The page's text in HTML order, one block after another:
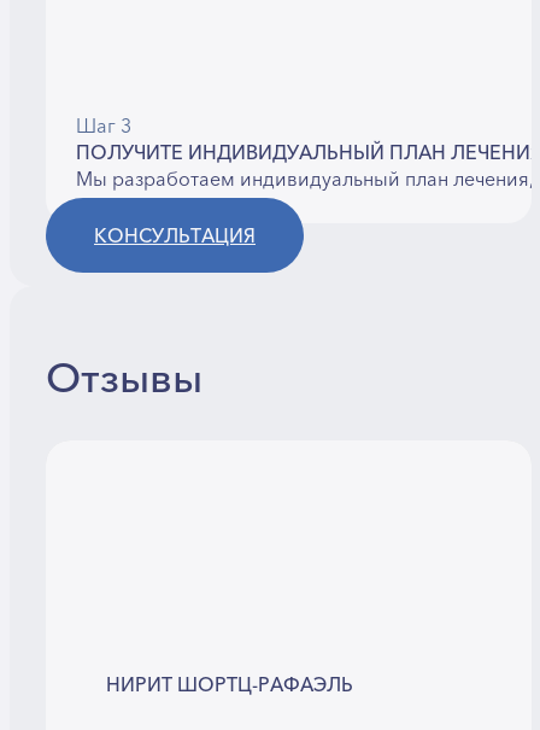
Шаг 3
ПОЛУЧИТЕ ИНДИВИДУАЛЬНЫЙ ПЛАН
Мы разработаем индивидуальный план
КОНСУЛЬТАЦИЯ
Отзывы
НИРИТ ШОРТЦ-РАФАЭЛЬ